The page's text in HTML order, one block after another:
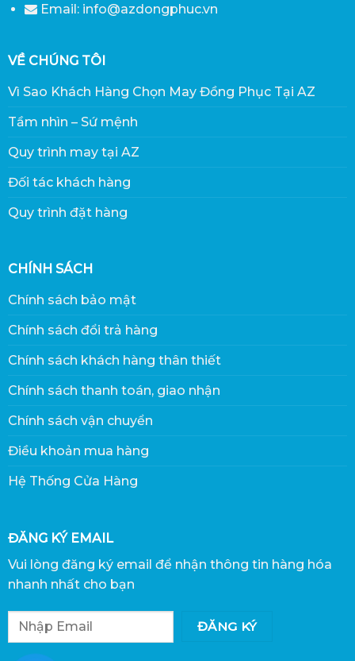
Email: info@azdongphuc.vn
VỀ CHÚNG TÔI
Vì Sao Khách Hàng Chọn May Đồng Phục Tại AZ
Tầm nhìn – Sứ mệnh
Quy trình may tại AZ
Đối tác khách hàng
Quy trình đặt hàng
CHÍNH SÁCH
Chính sách bảo mật
Chính sách đổi trả hàng
Chính sách khách hàng thân thiết
Chính sách thanh toán, giao nhận
Chính sách vận chuyển
Điều khoản mua hàng
Hệ Thống Cửa Hàng
ĐĂNG KÝ EMAIL
Vui lòng đăng ký email để nhận thông tin hàng hóa
nhanh nhất cho bạn